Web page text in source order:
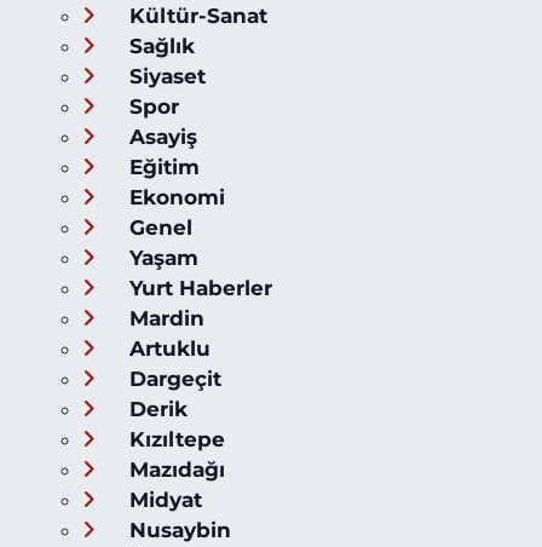
Kültür-Sanat
Sağlık
Siyaset
Spor
Asayiş
Eğitim
Ekonomi
Genel
Yaşam
Yurt Haberler
Mardin
Artuklu
Dargeçit
Derik
Kızıltepe
Mazıdağı
Midyat
Nusaybin